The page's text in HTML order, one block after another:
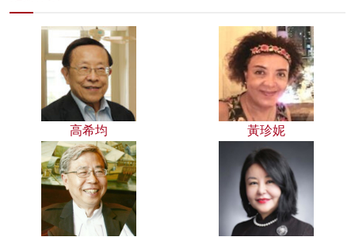
高希均 黃珍妮